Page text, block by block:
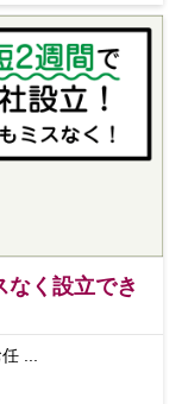
なく設立でき
...